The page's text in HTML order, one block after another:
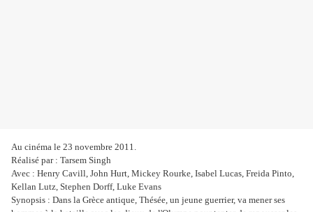
Au cinéma le 23 novembre 2011.
Réalisé par : Tarsem Singh
Avec : Henry Cavill, John Hurt, Mickey Rourke, Isabel Lucas, Freida Pinto,
Kellan Lutz, Stephen Dorff, Luke Evans
Synopsis : Dans la Grèce antique, Thésée, un jeune guerrier, va mener ses